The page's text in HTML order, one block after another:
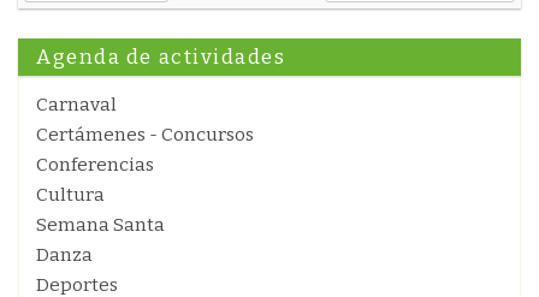
Agenda de actividades
Carnaval
Certámenes - Concursos
Conferencias
Cultura
Semana Santa
Danza
Deportes